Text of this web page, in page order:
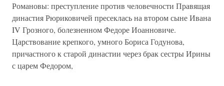
Романовы: преступление против человечности Правящая
династия Рюриковичей пресеклась на втором сыне Ивана
IV Грозного, болезненном Федоре Иоанновиче.
Царствование крепкого, умного Бориса Годунова,
причастного к старой династии через брак сестры Ирины
с царем Федором,